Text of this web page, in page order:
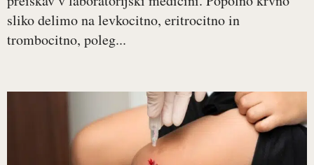
sliko delimo na levkocitno, eritrocitno in
trombocitno, poleg...